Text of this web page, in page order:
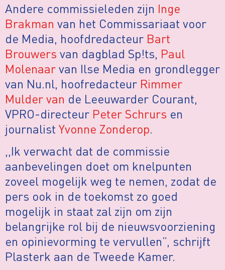
Andere commissieleden zijn Inge
Brakman van het Commissariaat voor
de Media, hoofdredacteur Bart
Brouwers van dagblad Sp!ts, Paul
Molenaarvan Ilse Media en grondlegger
van Nu.nl, hoofredacteur Rimmer
Mulder van de Leeuwarder Courant,
VPRO-directeur Peter Schrurs en
journalist Yvonne Zonderop.
,,Ik verwacht dat de commissie
aanbevelingen doet om knelpunten
zoveel mogelijk weg te nemen, zodat de
pers ook in de toekomst zo goed
mogelijk in staat zal zijn om zijn
belangrijke rol bij de nieuwsvoorziening
en opinievorming te vervullen”, schrijft
Plasterk aan de Tweede Kamer.